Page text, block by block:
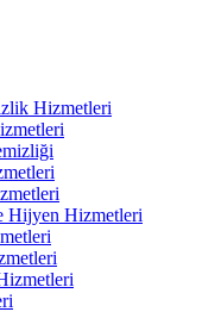
Hizmetleri
Hijyen Hizmetleri